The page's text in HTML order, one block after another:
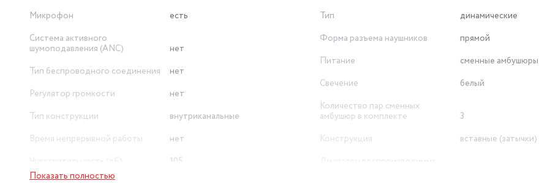
Микрофон
есть
Система активного
шумоподавления (ANC)
нет
Тип беспроводного соединения
нет
Регулятор громкости
нет
Тип конструкции
внутриканальные
Время непрерывной работы
нет
105
Тип
динамические
Форма разъема наушников
прямой
Питание
сменные амбушюры
Свечение
белый
Количество пар сменных
амбушюр в комплекте
3
Конструкция
вставные (затычки)
Показать полностью